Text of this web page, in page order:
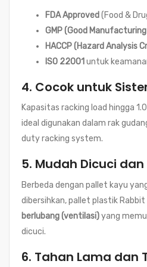
FDA Approved (Food &
GMP (Good
HACCP (Hazard Analysis
ISO 22001 untuk
4. Cocok untuk
Kapasitas racking load hingga
ideal digunakan dalam rak
duty racking system.
5. Mudah Dicuci dan
Berbeda dengan pallet kayu
dibersihkan, pallet plastik Rabbit
berlubang (ventilasi)yang
dicuci.
6. Tahan Lama dan